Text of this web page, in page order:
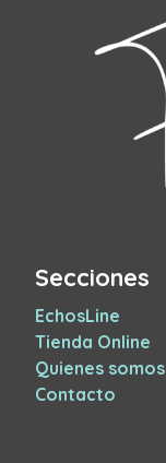
Secciones
EchosLine
Tienda Online
Quienes somos
Contacto